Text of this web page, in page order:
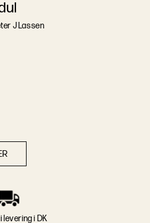
J Lassen
R
levering i DK